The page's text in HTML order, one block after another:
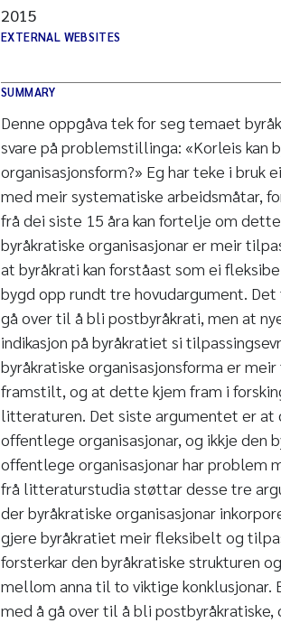
2015
EXTERNAL WEBSITES
SUMMARY
Denne oppgåva tek for seg temaet
svare på problemstillinga: «Korleis kan
organisasjonsform?» Eg har teke i
med meir systematiske arbeidsmåtar,
frå dei siste 15 åra kan fortelje om
byråkratiske organisasjonar er meir
at byråkrati kan forståast som ei
bygd opp rundt tre hovudargument.
gå over til å bli postbyråkrati, men at
indikasjon på byråkratiet si
byråkratiske organisasjonsforma er
framstilt, og at dette kjem fram i
litteraturen. Det siste argumentet er
offentlege organisasjonar, og ikkje den
offentlege organisasjonar har problem
frå litteraturstudia støttar desse tre
der byråkratiske organisasjonar
gjere byråkratiet meir fleksibelt og
forsterkar den byråkratiske strukturen
mellom anna til to viktige konklusjonar.
med å gå over til å bli